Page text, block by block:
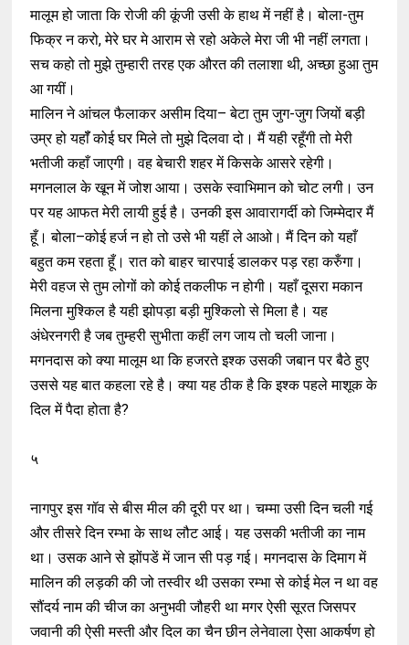
मालूम हो जाता कि रोजी की कूंजी उसी के हाथ में नहीं है। बोला-तुम
फिक्र न करो, मेरे घर मे आराम से रहो अकेले मेरा जी भी नहीं लगता।
सच कहो तो मुझे तुम्हारी तरह एक औरत की तलाशा थी, अच्छा हुआ तुम
आ गयीं।
मालिन ने आंचल फैलाकर असीम दिया– बेटा तुम जुग-जुग जियों बड़ी
उम्र हो यहॉँ कोई घर मिले तो मुझे दिलवा दो। मैं यही रहूँगी तो मेरी
भतीजी कहाँ जाएगी। वह बेचारी शहर में किसके आसरे रहेगी।
मगनलाल के खून में जोश आया। उसके स्वाभिमान को चोट लगी। उन
पर यह आफत मेरी लायी हुई है। उनकी इस आवारागर्दी को जिम्मेदार मैं
हूँ। बोला–कोई हर्ज न हो तो उसे भी यहीं ले आओ। मैं दिन को यहाँ
बहुत कम रहता हूँ। रात को बाहर चारपाई डालकर पड़ रहा करुँगा।
मेरी वहज से तुम लोगों को कोई तकलीफ न होगी। यहाँ दूसरा मकान
मिलना मुश्किल है यही झोपड़ा बड़ी मुश्किलो से मिला है। यह
अंधेरनगरी है जब तुम्हरी सुभीता कहीं लग जाय तो चली जाना।
मगनदास को क्या मालूम था कि हजरते इश्क उसकी जबान पर बैठे हुए
उससे यह बात कहला रहे है। क्या यह ठीक है कि इश्क पहले माशूक के
दिल में पैदा होता है?
५
नागपुर इस गॉव से बीस मील की दूरी पर था। चम्मा उसी दिन चली गई
और तीसरे दिन रम्भा के साथ लौट आई। यह उसकी भतीजी का नाम
था। उसक आने से झोंपडें में जान सी पड़ गई। मगनदास के दिमाग में
मालिन की लड़की की जो तस्वीर थी उसका रम्भा से कोई मेल न था वह
सौंदर्य नाम की चीज का अनुभवी जौहरी था मगर ऐसी सूरत जिसपर
जवानी की ऐसी मस्ती और दिल का चैन छीन लेनेवाला ऐसा आकर्षण हो